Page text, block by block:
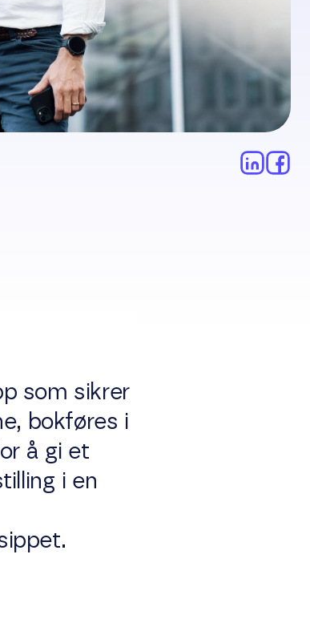
som sikrer
bokføres i
å gi et
i en